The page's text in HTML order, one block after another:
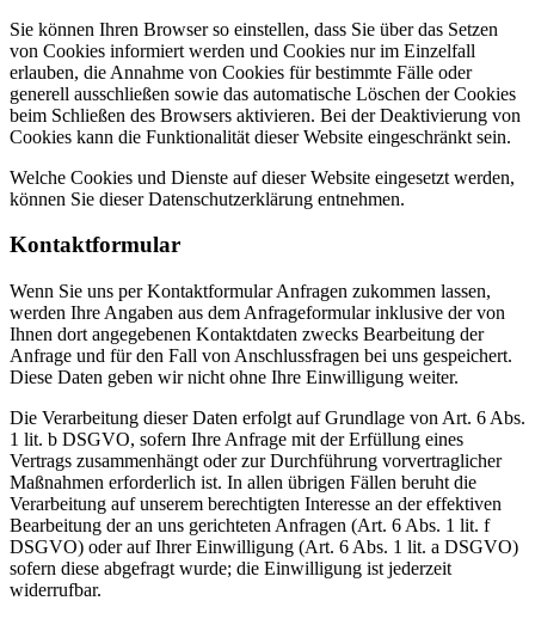
Sie können Ihren Browser so einstellen, dass Sie über das Setzen
von Cookies informiert werden und Cookies nur im Einzelfall
erlauben, die Annahme von Cookies für bestimmte Fälle oder
generell ausschließen sowie das automatische Löschen der Cookies
beim Schließen des Browsers aktivieren. Bei der Deaktivierung von
Cookies kann die Funktionalität dieser Website eingeschränkt sein.
Welche Cookies und Dienste auf dieser Website eingesetzt werden,
können Sie dieser Datenschutzerklärung entnehmen.
Kontaktformular
Wenn Sie uns per Kontaktformular Anfragen zukommen lassen,
werden Ihre Angaben aus dem Anfrageformular inklusive der von
Ihnen dort angegebenen Kontaktdaten zwecks Bearbeitung der
Anfrage und für den Fall von Anschlussfragen bei uns gespeichert.
Diese Daten geben wir nicht ohne Ihre Einwilligung weiter.
Die Verarbeitung dieser Daten erfolgt auf Grundlage von Art. 6 Abs.
1 lit. b DSGVO, sofern Ihre Anfrage mit der Erfüllung eines
Vertrags zusammenhängt oder zur Durchführung vorvertraglicher
Maßnahmen erforderlich ist. In allen übrigen Fällen beruht die
Verarbeitung auf unserem berechtigten Interesse an der effektiven
Bearbeitung der an uns gerichteten Anfragen (Art. 6 Abs. 1 lit. f
DSGVO) oder auf Ihrer Einwilligung (Art. 6 Abs. 1 lit. a DSGVO)
sofern diese abgefragt wurde; die Einwilligung ist jederzeit
widerrufbar.